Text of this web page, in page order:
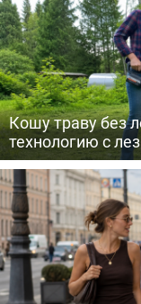
Кошу траву без
технологию с